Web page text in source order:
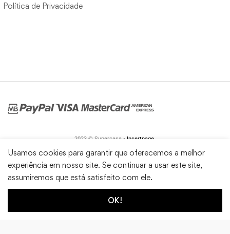
Política de Privacidade
2023 © Supercasa • Insertpage
Usamos cookies para garantir que oferecemos a melhor
experiência em nosso site. Se continuar a usar este site,
assumiremos que está satisfeito com ele.
OK!
1